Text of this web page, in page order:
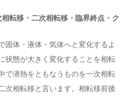
相転移・二次相転移・臨界終点・ク
固体・液体・気体へと変化するよ
状態が大きく変化することを相転
で潜熱をともなうものを一次相転
次相転移と言います。相転移前後